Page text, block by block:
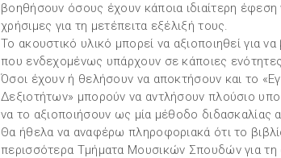
βοηθήσουν όσους έχουν κάποια ιδιαίτερη έφεση
χρήσιμες για τη μετέπειτα εξέλιξή τους.
Το ακουστικό υλικό μπορεί να αξιοποιηθεί για
που ενδεχομένως υπάρχουν σε κάποιες
Όσοι έχουν ή θελήσουν να αποκτήσουν και το
Δεξιοτήτων» μπορούν να αντλήσουν πλούσιο
να το αξιοποιήσουν ως μία μέθοδο διδασκαλίας
Θα ήθελα να αναφέρω πληροφοριακά ότι το
περισσότερα Τμήματα Μουσικών Σπουδών για τη